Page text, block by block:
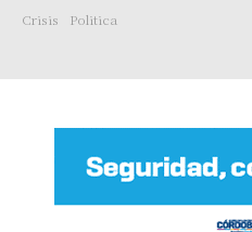
Crisis
Politica